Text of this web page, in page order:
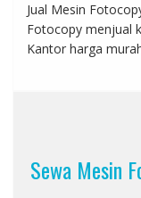
Jual Mesin
Fotocopy menjual
Kantor harga
Sewa Mesin